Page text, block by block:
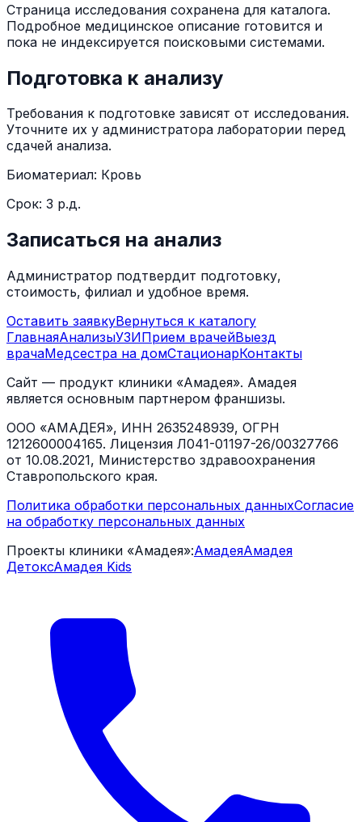
Страница исследования сохранена для каталога.
Подробное медицинское описание готовится и
пока не индексируется поисковыми системами.
Подготовка к анализу
Требования к подготовке зависят от исследования.
Уточните их у администратора лаборатории перед
сдачей анализа.
Биоматериал: Кровь
Срок: 3 р.д.
Записаться на анализ
Администратор подтвердит подготовку,
стоимость, филиал и удобное время.
Оставить заявкуВернуться к каталогу
ГлавнаяАнализыУЗИПрием врачейВыезд
врачаМедсестра на домСтационарКонтакты
Сайт — продукт клиники «Амадея». Амадея
является основным партнером франшизы.
ООО «АМАДЕЯ», ИНН 2635248939, ОГРН
1212600004165. Лицензия Л041-01197-26/00327766
от 10.08.2021, Министерство здравоохранения
Ставропольского края.
Политика обработки персональных данныхСогласие
на обработку персональных данных
Проекты клиники «Амадея»:АмадеяАмадея
ДетоксАмадея Kids